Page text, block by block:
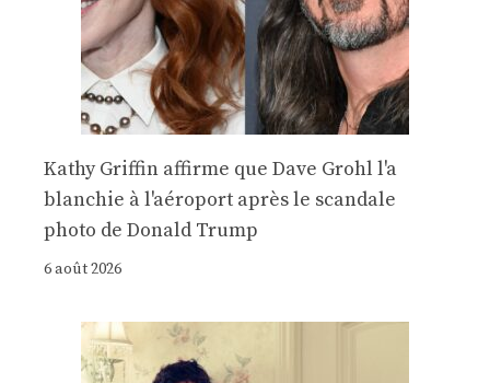
Kathy Griffin affirme que Dave Grohl l'a
blanchie à l'aéroport après le scandale
photo de Donald Trump
6 août 2026